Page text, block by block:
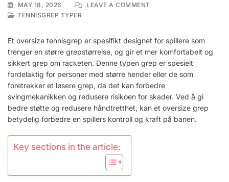
MAY 18, 2026 LEAVE A COMMENTON
FORDELER,
BRUKSOMRÅDER
TENNISGREP TYPER
Et oversize tennisgrep er spesifikt designet for spillere som
trenger en større grepstørrelse, og gir et mer komfortabelt og
sikkert grep om racketen. Denne typen grep er spesielt
fordelaktig for personer med større hender eller de som
foretrekker et løsere grep, da det kan forbedre
svingmekanikken og redusere risikoen for skader. Ved å gi
bedre støtte og redusere håndtretthet, kan et oversize grep
betydelig forbedre en spillers kontroll og kraft på banen.
Key sections in the article: